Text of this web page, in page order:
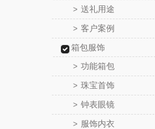
> 送礼用途
> 客户案例
箱包服饰
> 功能箱包
> 珠宝首饰
> 钟表眼镜
> 服饰内衣